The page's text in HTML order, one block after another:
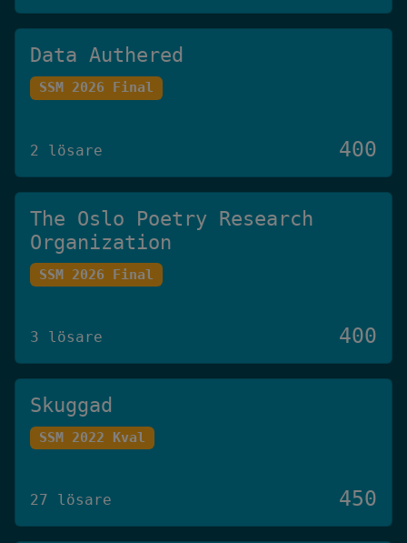
Data Authered
SSM 2026 Final
2 lösare 400
The Oslo Poetry Research
Organization
SSM 2026 Final
3 lösare 400
Skuggad
SSM 2022 Kval
27 lösare 450